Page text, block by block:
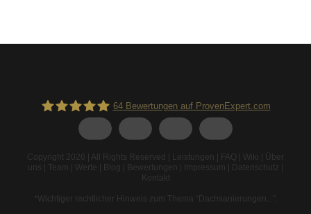
64Bewertungen auf ProvenExpert.com
Copyright 2026 | All Rights Reserved | Leistungen FAQ Wiki
Über
uns
Team Werte Blog Bewertungen Impressum Datenschutz
Kontakt
*Wichtiger rechtlicher Hinweis zum Thema “Dachsanierungen...” .